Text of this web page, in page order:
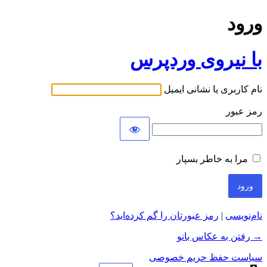
ورود
با نیروی وردپرس
نام کاربری یا نشانی ایمیل
رمز عبور
مرا به خاطر بسپار
نام‌نویسی | رمز عبورتان را گم کرده‌اید؟
→ رفتن به عکاس بانو
سیاست حفظ حریم خصوصی